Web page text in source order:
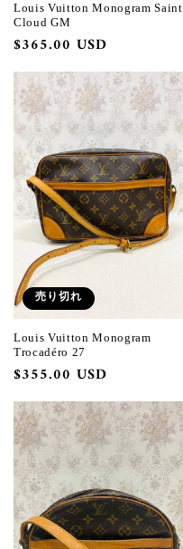
Louis Vuitton Monogram Saint
Cloud GM
通
常
価
格
$365.00 USD
売り切れ
Louis Vuitton Monogram
Trocadéro 27
通
常
価
格
$355.00 USD